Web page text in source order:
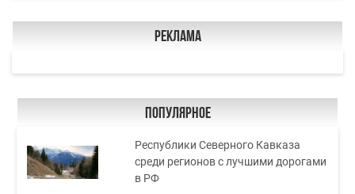
Реклама
Популярное
Республики Северного Кавказа
среди регионов с лучшими дорогами
в РФ